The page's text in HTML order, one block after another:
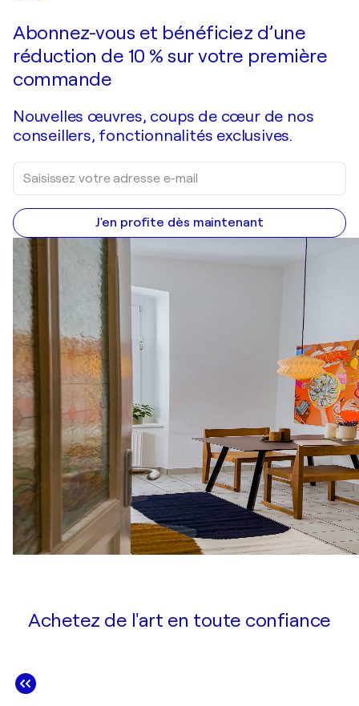
Abonnez-vous et bénéficiez d’une
réduction de 10 % sur votre première
commande
Nouvelles œuvres, coups de cœur de nos
conseillers, fonctionnalités exclusives.
J'en profite dès maintenant
Achetez de l'art en toute confiance